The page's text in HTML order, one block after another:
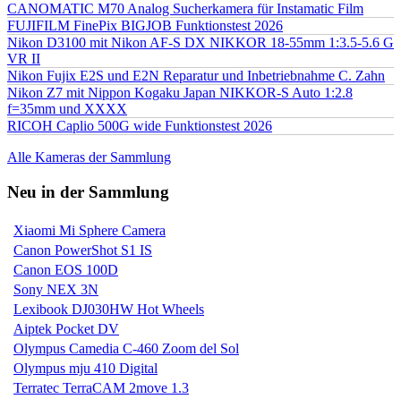
CANOMATIC M70 Analog Sucherkamera für Instamatic Film
FUJIFILM FinePix BIGJOB Funktionstest 2026
Nikon D3100 mit Nikon AF-S DX NIKKOR 18-55mm 1:3.5-5.6 G
VR II
Nikon Fujix E2S und E2N Reparatur und Inbetriebnahme C. Zahn
Nikon Z7 mit Nippon Kogaku Japan NIKKOR-S Auto 1:2.8
f=35mm und XXXX
RICOH Caplio 500G wide Funktionstest 2026
Alle Kameras der Sammlung
Neu in der Sammlung
Xiaomi Mi Sphere Camera
Canon PowerShot S1 IS
Canon EOS 100D
Sony NEX 3N
Lexibook DJ030HW Hot Wheels
Aiptek Pocket DV
Olympus Camedia C-460 Zoom del Sol
Olympus mju 410 Digital
Terratec TerraCAM 2move 1.3